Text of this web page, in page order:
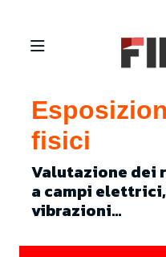
fisici
Valutazione dei
a campi
vibrazioni...